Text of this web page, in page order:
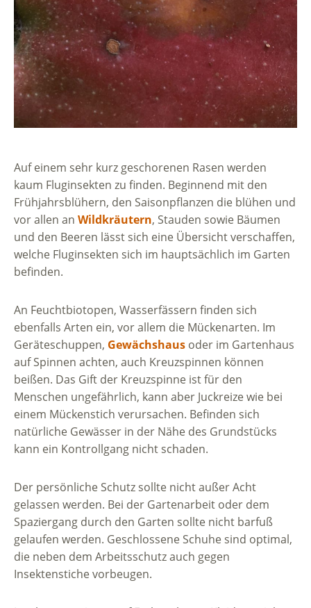
Auf einem sehr kurz geschorenen Rasen werden
kaum Fluginsekten zu finden. Beginnend mit den
Frühjahrsblühern, den Saisonpflanzen die blühen und
vor allen an Wildkräutern, Stauden sowie Bäumen
und den Beeren lässt sich eine Übersicht verschaffen,
welche Fluginsekten sich im hauptsächlich im Garten
befinden.
An Feuchtbiotopen, Wasserfässern finden sich
ebenfalls Arten ein, vor allem die Mückenarten. Im
Geräteschuppen, Gewächshaus oder im Gartenhaus
auf Spinnen achten, auch Kreuzspinnen können
beißen. Das Gift der Kreuzspinne ist für den
Menschen ungefährlich, kann aber Juckreize wie bei
einem Mückenstich verursachen. Befinden sich
natürliche Gewässer in der Nähe des Grundstücks
kann ein Kontrollgang nicht schaden.
Der persönliche Schutz sollte nicht außer Acht
gelassen werden. Bei der Gartenarbeit oder dem
Spaziergang durch den Garten sollte nicht barfuß
gelaufen werden. Geschlossene Schuhe sind optimal,
die neben dem Arbeitsschutz auch gegen
Insektenstiche vorbeugen.